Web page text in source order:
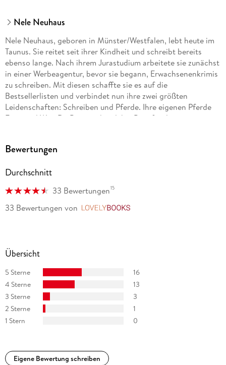
Nele Neuhaus
Nele Neuhaus, geboren in Münster/Westfalen, lebt heute im
Taunus. Sie reitet seit ihrer Kindheit und schreibt bereits
ebenso lange. Nach ihrem Jurastudium arbeitete sie zunächst
in einer Werbeagentur, bevor sie begann, Erwachsenenkrimis
zu schreiben. Mit diesen schaffte sie es auf die
Bestsellerlisten und verbindet nun ihre zwei größten
Leidenschaften: Schreiben und Pferde. Ihre eigenen Pferde
Fritzi und Won Da Pie standen dabei Pate für die
Bewertungen
Durchschnitt
33 Bewertungen15
33 Bewertungen von
Übersicht
5 Sterne
16
4 Sterne
13
3 Sterne
3
2 Sterne
1
1 Stern
0
Eigene Bewertung schreiben